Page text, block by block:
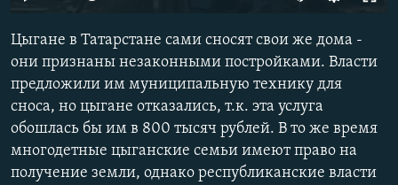
ПОДПИШИТЕСЬ НА РАССЫЛКУ
СОЦИАЛЬНЫЕ СЕТИ
Цыгане в Татарстане сами сносят свои же дома -
они признаны незаконными постройками. Власти
предложили им муниципальную технику для
сноса, но цыгане отказались, т.к. эта услуга
обошлась бы им в 800 тысяч рублей. В то же время
многодетные цыганские семьи имеют право на
получение земли, однако республиканские власти